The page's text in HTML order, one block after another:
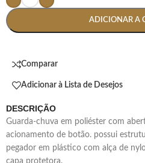
ADICIONAR A
Comparar
Adicionar à Lista de Desejos
DESCRIÇÃO
guarda-chuva em poliéster com abertura automática por
acionamento de botão. possui
pegador em plástico com alça de
capa protetora.